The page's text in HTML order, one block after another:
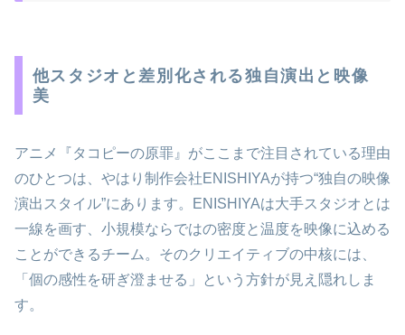
他スタジオと差別化される独自演出と映像
美
アニメ『タコピーの原罪』がここまで注目されている理由
のひとつは、やはり制作会社ENISHIYAが持つ“独自の映像
演出スタイル”にあります。ENISHIYAは大手スタジオとは
一線を画す、小規模ならではの密度と温度を映像に込める
ことができるチーム。そのクリエイティブの中核には、
「個の感性を研ぎ澄ませる」という方針が見え隠れしま
す。